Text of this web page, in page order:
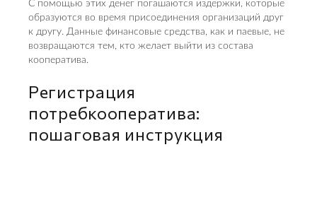
С помощью этих денег погашаются издержки, которые
образуются во время присоединения организаций друг
к другу. Данные финансовые средства, как и паевые, не
возвращаются тем, кто желает выйти из состава
кооператива.
Регистрация
потребкооператива:
пошаговая инструкция